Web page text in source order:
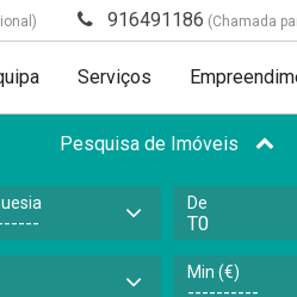
916491186 (Chamada
Serviços
Pesquisa de Imóveis
De
Min (€)